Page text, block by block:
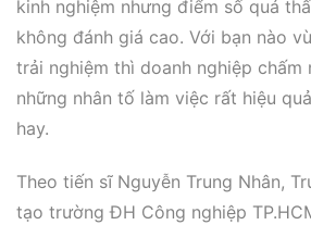
kinh nghiệm nhưng điểm số quá
không đánh giá cao. Với bạn nào
trải nghiệm thì doanh nghiệp chấm
những nhân tố làm việc rất hiệu
hay.
Theo tiến sĩ Nguyễn Trung Nhân,
tạo trường ĐH Công nghiệp